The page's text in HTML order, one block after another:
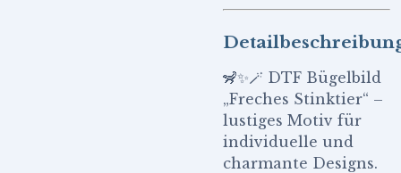
🦨✨🪄 DTF Bügelbild
„Freches Stinktier“ –
lustiges Motiv für
individuelle und
charmante Designs.